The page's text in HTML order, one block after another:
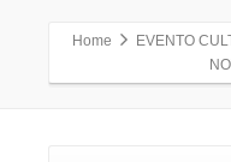
Home
EVENTO